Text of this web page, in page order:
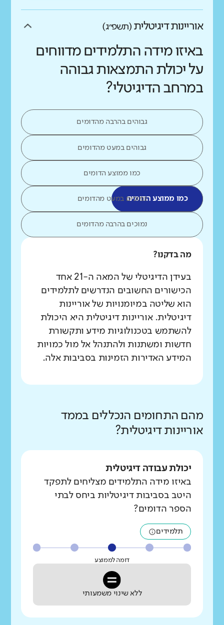
אוריינות דיגיטלית (תשפ״ג)
באיזו מידה התלמידים מדווחים
על יכולת התמצאות גבוהה
במרחב הדיגיטלי?
גבוהים בהרבה מהדומים
גבוהים במעט מהדומים
כמו ממוצע הדומים
כמו ממוצע הדומיםנמוכים במעט מהדומים
נמוכים בהרבה מהדומים
מה בדקנו?
בעידן הדיגיטלי של המאה ה-21 אחד
הכישורים החשובים הנדרשים לתלמידים
הוא שליטה במיומנויות של אוריינות
דיגיטלית. אוריינות דיגיטלית היא היכולת
להשתמש בטכנולוגיות מידע ותקשורת
חדשות ומשתנות ולהתנהל אל מול כמויות
המידע האדירות הזמינות בסביבות אלה.
מהם התחומים הנכללים בממד
אוריינות דיגיטלית?
יכולת עבודה דיגיטלית
באיזו מידה התלמידים מצליחים לתפקד
היטב בסביבות דיגיטליות ביחס לבתי
הספר הדומים?
תלמידים
דומה לממוצע
ללא שינוי משמעותי